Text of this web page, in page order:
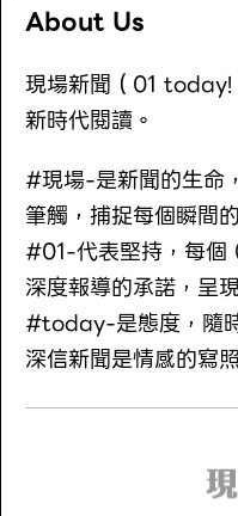
About Us
現場新聞（01 today!
新時代閱讀。
#現場-是新聞的生命
筆觸，捕捉每個瞬間
#01-代表堅持，每個
深度報導的承諾，呈
#today-是態度，隨
深信新聞是情感的寫